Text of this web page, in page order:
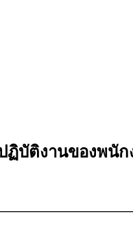
บัติงานของพนั